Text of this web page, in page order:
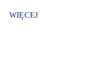
WIĘCEJ